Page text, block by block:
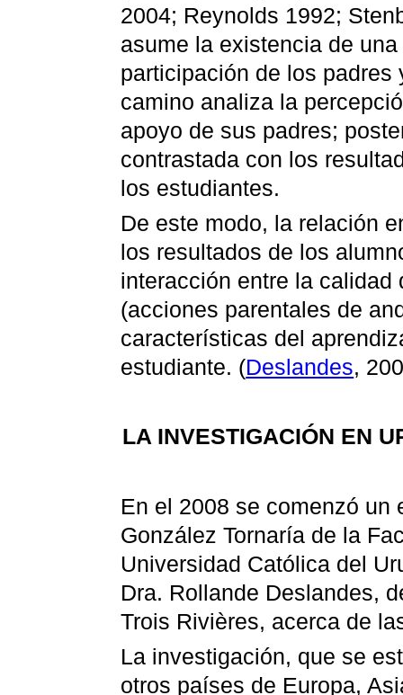
2004; Reynolds 1992;
asume la existencia de
participación de los
camino analiza la
apoyo de sus padres;
contrastada con los
los estudiantes.
De este modo, la relación
los resultados de los
interacción entre la
(acciones parentales de
características del
estudiante. (Deslandes,
LA INVESTIGACIÓN EN
En el 2008 se comenzó un
González Tornaría de la
Universidad Católica del
Dra. Rollande Deslandes,
Trois Rivières, acerca de
La investigación, que se
otros países de Europa,